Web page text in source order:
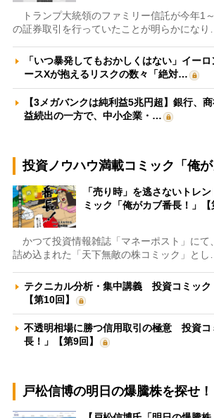
トランプ大統領のファミリー信託が今年1
の証券取引を行っていたことが明らかになり…
「いつ暴発してもおかしくはない」イー
ースXが抱えるリスクの数々「絶対…
【3メガバンクは純利益5兆円超】銀行、
益続出の一方で、中小企業・…
投資ノウハウ満載コミック「俺が
「売り時」を逃さないトレ
ミック「俺がカブ番長！」【
かつて投資情報雑誌「マネーポスト」にて
詰め込まれた「天下無敵の株コミック」とし…
テクニカル分析・集中講義 投資コミック
【第10回】
不透明相場に勝つ信用取引の極意 投資コ
長！」【第9回】
戸松信博の明日の爆騰株を探せ！